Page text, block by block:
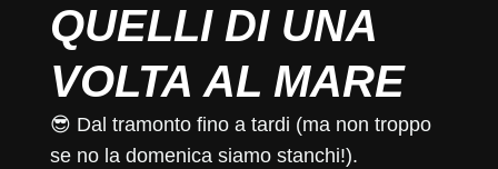
QUELLI DI UNA
VOLTA AL MARE
😎 Dal tramonto fino a tardi (ma non troppo
se no la domenica siamo stanchi!).